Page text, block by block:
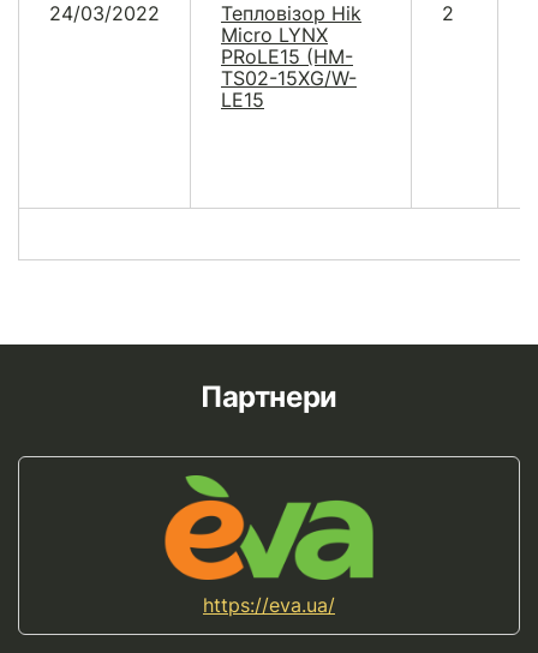
24/03/2022
Тепловізор Hik
Micro LYNX
PRoLE15 (HM-
TS02-15XG/W-
LE15
2
Партнери
https://eva.ua/